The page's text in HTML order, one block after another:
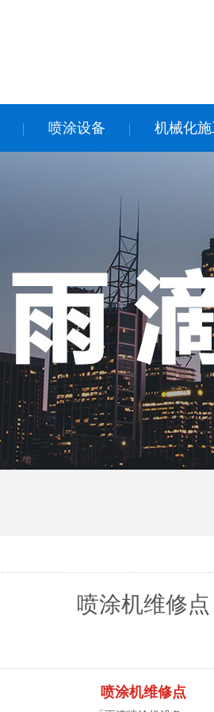
喷涂设备 机械化
喷涂机维修点
喷涂机维修点